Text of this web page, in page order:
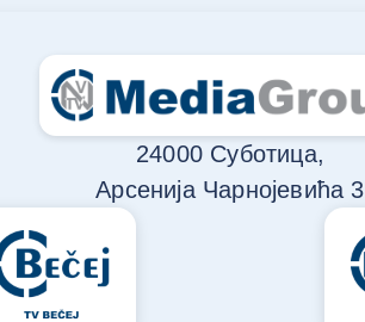
24000 Суботица,
Арсенија Чарнојевића 3